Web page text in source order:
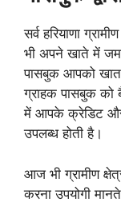
सर्व हरियाणा
भी अपने खाते में
पासबुक आपको
ग्राहक पासबुक
में आपके क्रेडिट और
उपलब्ध होती है।
आज भी ग्रामीण
करना उपयोगी